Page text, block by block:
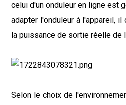
celui d'un onduleur en ligne est
adapter l'onduleur à l'appareil,
la puissance de sortie réelle de
Selon le choix de